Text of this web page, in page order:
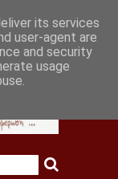
its services
user-agent are
and security
usage